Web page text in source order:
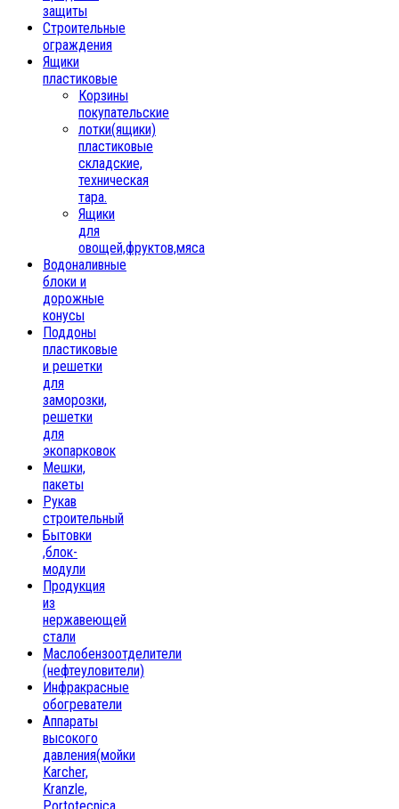
защиты
Строительные
ограждения
Ящики
пластиковые
Корзины
покупательские
лотки(ящики)
пластиковые
складские,
техническая
тара.
Ящики
для
овощей,фруктов,мяса
Водоналивные
блоки и
дорожные
конусы
Поддоны
пластиковые
и решетки
для
заморозки,
решетки
для
экопарковок
Мешки,
пакеты
Рукав
строительный
Бытовки
,блок-
модули
Продукция
из
нержавеющей
стали
Маслобензоотделители
(нефтеуловители)
Инфракрасные
обогреватели
Аппараты
высокого
давления(мойки
Karcher,
Kranzle,